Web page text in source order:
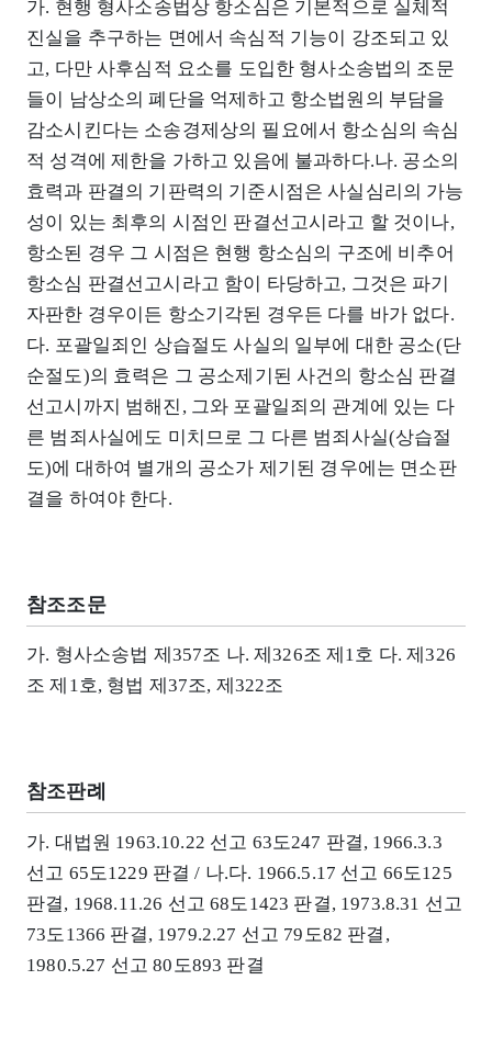
가. 현행 형사소송법상 항소심은 기본적으로 실체적
진실을 추구하는 면에서 속심적 기능이 강조되고 있
고, 다만 사후심적 요소를 도입한 형사소송법의 조문
들이 남상소의 폐단을 억제하고 항소법원의 부담을
감소시킨다는 소송경제상의 필요에서 항소심의 속심
적 성격에 제한을 가하고 있음에 불과하다.나. 공소의
효력과 판결의 기판력의 기준시점은 사실심리의 가능
성이 있는 최후의 시점인 판결선고시라고 할 것이나,
항소된 경우 그 시점은 현행 항소심의 구조에 비추어
항소심 판결선고시라고 함이 타당하고, 그것은 파기
자판한 경우이든 항소기각된 경우든 다를 바가 없다.
다. 포괄일죄인 상습절도 사실의 일부에 대한 공소(단
순절도)의 효력은 그 공소제기된 사건의 항소심 판결
선고시까지 범해진, 그와 포괄일죄의 관계에 있는 다
른 범죄사실에도 미치므로 그 다른 범죄사실(상습절
도)에 대하여 별개의 공소가 제기된 경우에는 면소판
결을 하여야 한다.
참조조문
가. 형사소송법 제357조 나. 제326조 제1호 다. 제326
조 제1호, 형법 제37조, 제322조
참조판례
가. 대법원 1963.10.22 선고 63도247 판결, 1966.3.3
선고 65도1229 판결 / 나.다. 1966.5.17 선고 66도125
판결, 1968.11.26 선고 68도1423 판결, 1973.8.31 선고
73도1366 판결, 1979.2.27 선고 79도82 판결,
1980.5.27 선고 80도893 판결